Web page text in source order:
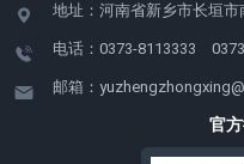
地址：河南省新乡市长垣
电话：0373-8113333
邮箱：
官